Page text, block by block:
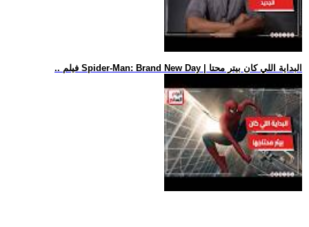
.. فيلم Spider-Man: Brand New Day | البداية اللي كان بيتر محتا